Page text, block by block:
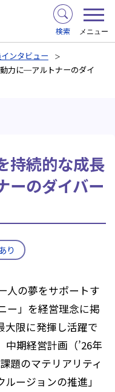
検索 メニュー
ンタビュー
力に─アルトナーのダイ
持続的な成長
ーのダイバー
り
人の夢をサポートす
ー」を経営理念に掲
大限に発揮し活躍で
中期経営計画（’26年
題のマテリアリティ
ージョンの推進」